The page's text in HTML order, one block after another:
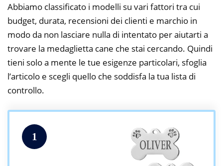
Abbiamo classificato i modelli su vari fattori tra cui
budget, durata, recensioni dei clienti e marchio in
modo da non lasciare nulla di intentato per aiutarti a
trovare la medaglietta cane che stai cercando. Quindi
tieni solo a mente le tue esigenze particolari, sfoglia
l’articolo e scegli quello che soddisfa la tua lista di
controllo.
1